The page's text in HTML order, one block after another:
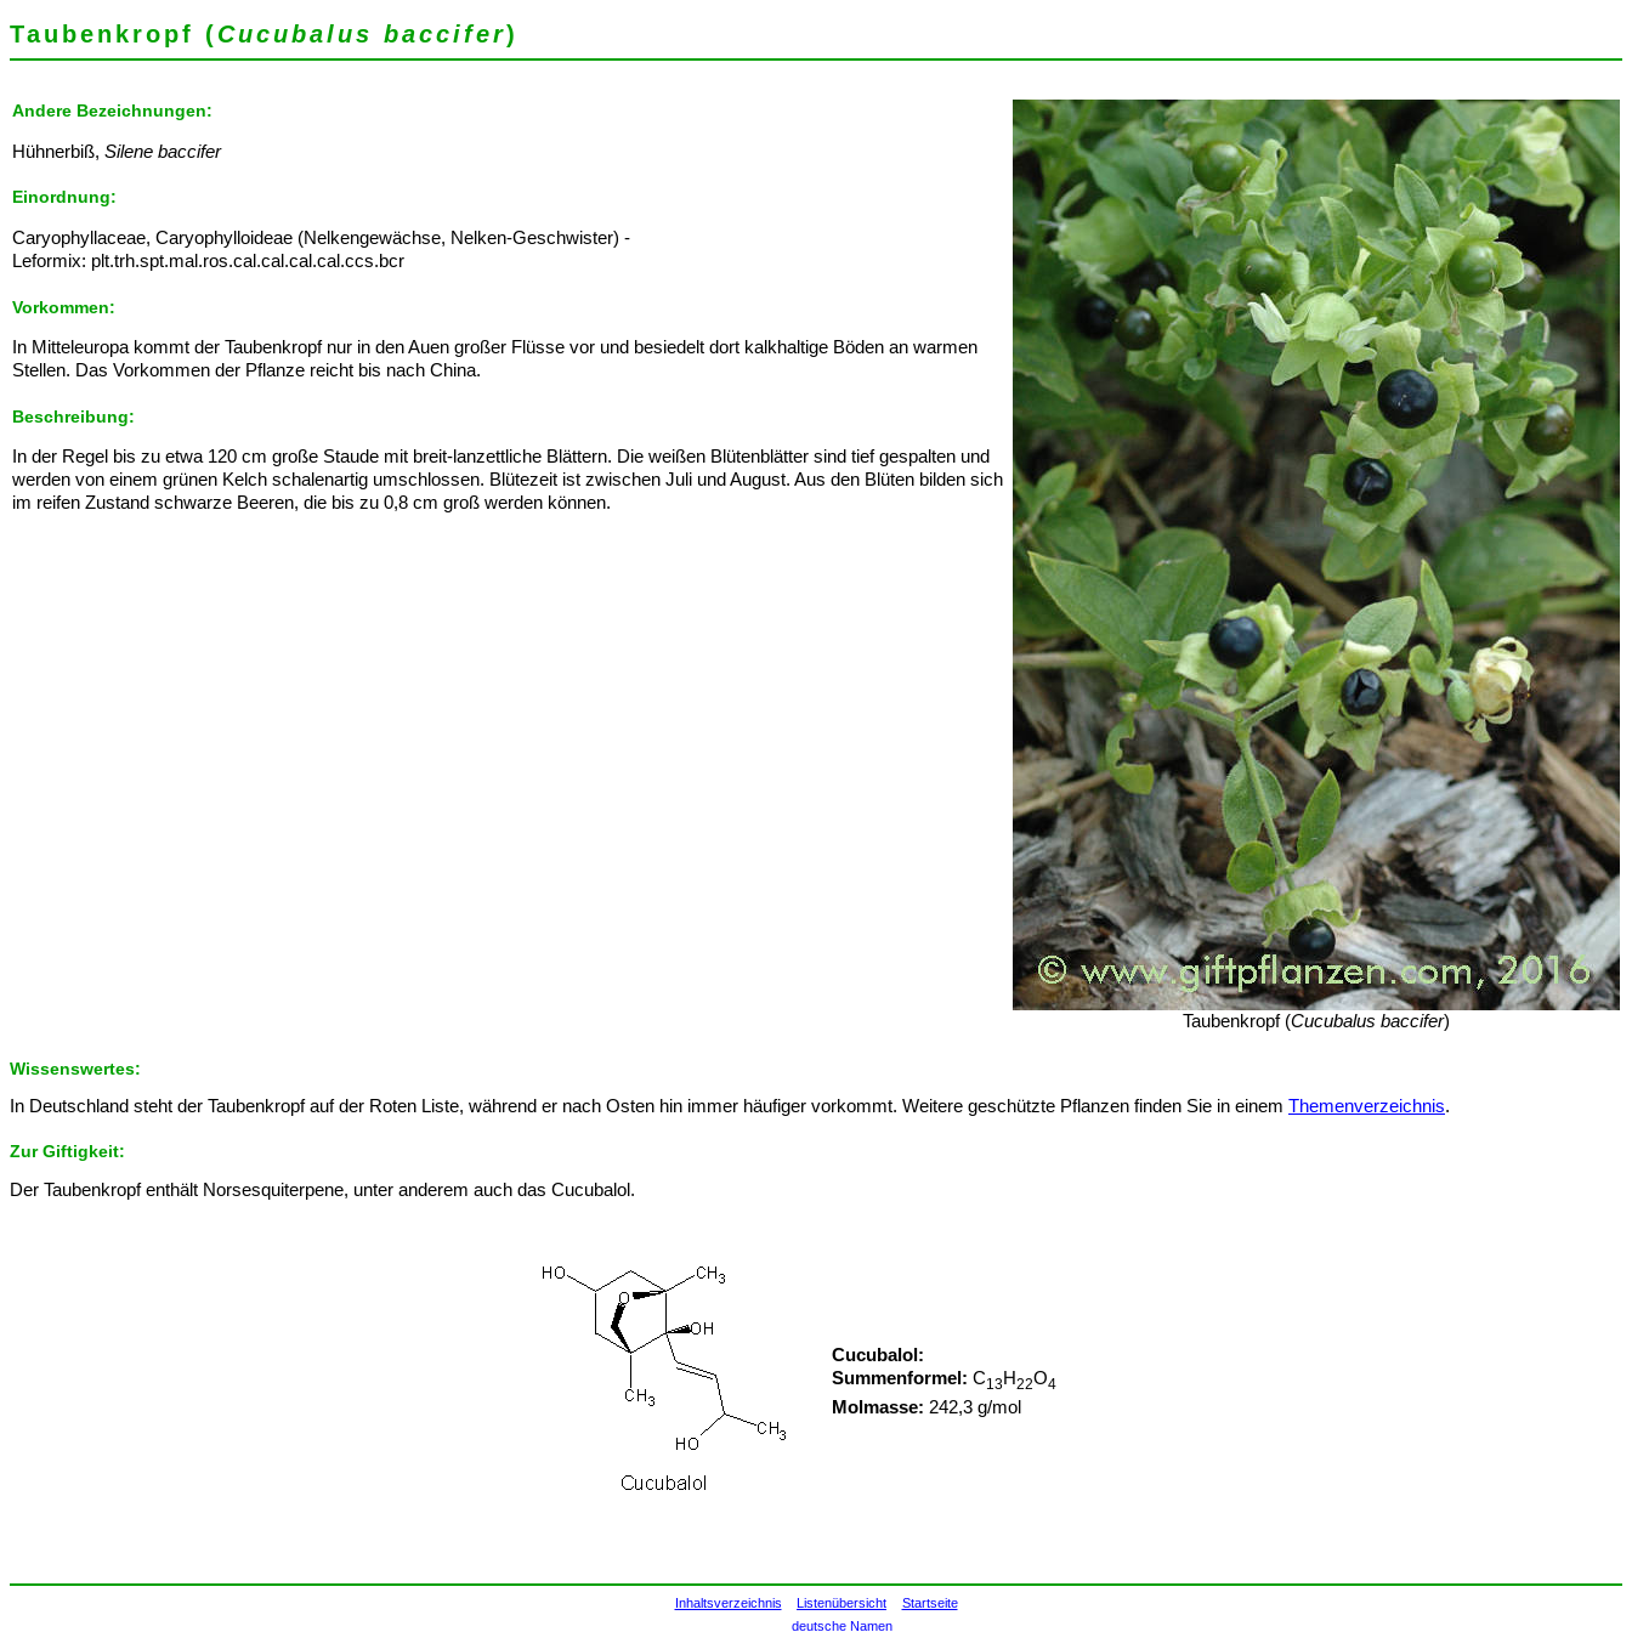
Taubenkropf (Cucubalus baccifer)
Andere Bezeichnungen:
Hühnerbiß, Silene baccifer
Einordnung:
Caryophyllaceae, Caryophylloideae (Nelkengewächse, Nelken-Geschwister) -
Leformix: plt.trh.spt.mal.ros.cal.cal.cal.cal.ccs.bcr
Vorkommen:
In Mitteleuropa kommt der Taubenkropf nur in den Auen großer Flüsse vor und besiedelt dort kalkhaltige Böden an warmen
Stellen. Das Vorkommen der Pflanze reicht bis nach China.
Beschreibung:
In der Regel bis zu etwa 120 cm große Staude mit breit-lanzettliche Blättern. Die weißen Blütenblätter sind tief gespalten und
werden von einem grünen Kelch schalenartig umschlossen. Blütezeit ist zwischen Juli und August. Aus den Blüten bilden sich
im reifen Zustand schwarze Beeren, die bis zu 0,8 cm groß werden können.
Taubenkropf (Cucubalus baccifer)
Wissenswertes:
In Deutschland steht der Taubenkropf auf der Roten Liste, während er nach Osten hin immer häufiger vorkommt. Weitere geschützte Pflanzen finden Sie in einem Themenverzeichnis.
Zur Giftigkeit:
Der Taubenkropf enthält Norsesquiterpene, unter anderem auch das Cucubalol.
Cucubalol:
Summenformel: C13H22O4
Molmasse: 242,3 g/mol
Inhaltsverzeichnis Listenübersicht
Startseite
deutsche Namen